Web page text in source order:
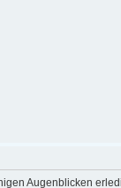
Augenblicken